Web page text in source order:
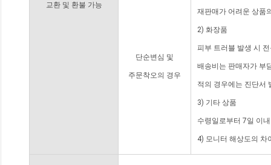
교환 및 환불 가능
단순변심 및
주문착오의 경우
재판매가 어려운 상품
2) 화장품
피부 트러블 발생 시
배송비는 판매자가 부
적의 경우에는 진단서
3) 기타 상품
수령일로부터 7일 이
4) 모니터 해상도의 차